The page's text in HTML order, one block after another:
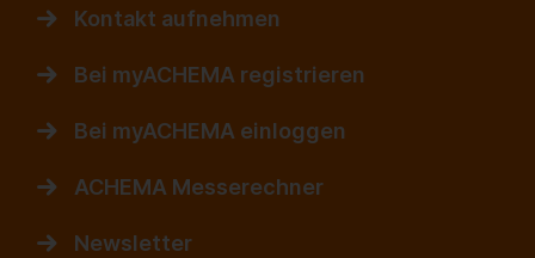
Kontakt aufnehmen
Bei myACHEMA registrieren
Bei myACHEMA einloggen
ACHEMA Messerechner
Newsletter